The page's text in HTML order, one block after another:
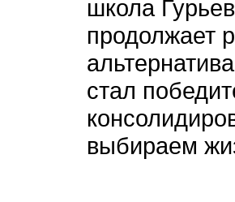
школа
продолжает
стал
выбираем